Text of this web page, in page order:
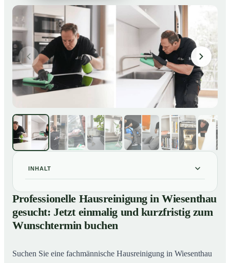
INHALT
01 Professionelle Hausreinigung in Wiesenthau gesucht:
Jetzt einmalig und kurzfristig zum Wunschtermin
buchen
02So läuft eine professionelle Hausreinigung in
Professionelle Hausreinigung in Wiesenthau
gesucht: Jetzt einmalig und kurzfristig zum
Wunschtermin buchen
Suchen Sie eine fachmännische Hausreinigung in Wiesenthau